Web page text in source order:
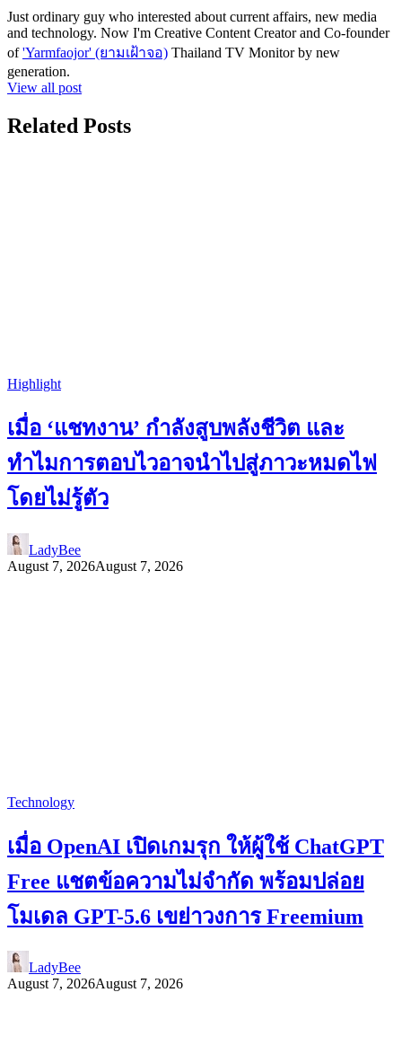
Just ordinary guy who interested about current affairs, new media
and technology. Now I'm Creative Content Creator and Co-founder
of'Yarmfaojor' (ยามเฝ้าจอ) Thailand TV Monitor by new
generation.
View all post
Related Posts
Highlight
เมื่อ ‘แชทงาน’ กำลังสูบพลังชีวิต และ
ทำไมการตอบไวอาจนำไปสู่ภาวะหมดไฟ
โดยไม่รู้ตัว
LadyBee
August 7, 2026August 7, 2026
Technology
เมื่อ OpenAI เปิดเกมรุก ให้ผู้ใช้ ChatGPT
Free แชตข้อความไม่จำกัด พร้อมปล่อย
โมเดล GPT-5.6 เขย่าวงการ Freemium
LadyBee
August 7, 2026August 7, 2026